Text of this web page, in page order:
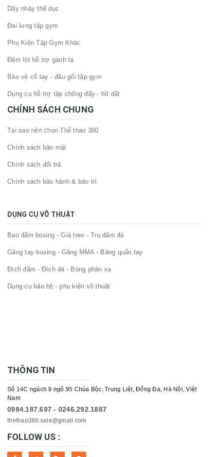
Dây nhảy thể dục
Đai lưng tập gym
Phụ Kiện Tập Gym Khác
Đệm lót hỗ trợ gánh tạ
Bảo vệ cổ tay - đầu gối tập gym
Dụng cụ hỗ trợ tập chống đẩy - hít đất
CHÍNH SÁCH CHUNG
Tại sao nên chọn Thể thao 360
Chính sách bảo mật
Chính sách đổi trả
Chính sách bảo hành & bảo trì
DỤNG CỤ VÕ THUẬT
Bao đấm boxing - Giá treo - Trụ đấm đá
Găng tay boxing - Găng MMA - Băng quấn tay
Đích đấm - Đích đá - Bóng phản xạ
Dụng cụ bảo hộ - phụ kiện võ thuật
THÔNG TIN
Số 14C ngách 9 ngõ 95 Chùa Bộc, Trung Liệt, Đống Đa, Hà Nội, Việt
Nam
0984.187.697 - 0246.292.1887
thethao360.sale@gmail.com
FOLLOW US :